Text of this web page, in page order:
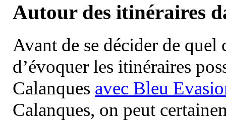
Autour des itinéraires
Avant de se décider de
d’évoquer les itinéraires
Calanques avec Bleu
Calanques, on peut